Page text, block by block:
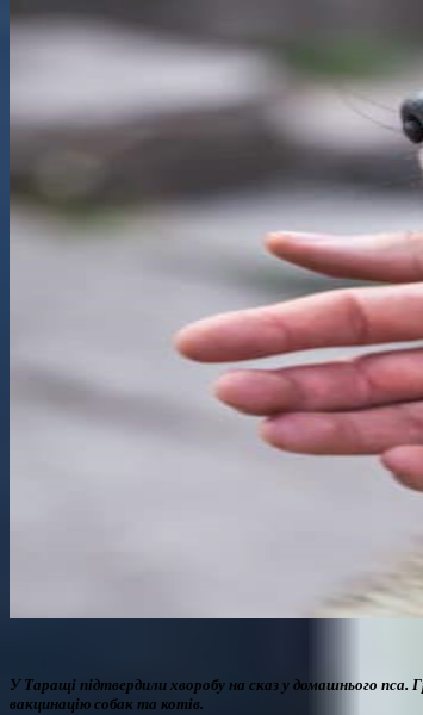
У Таращі підтвердили хворобу на сказ у домашнього
вакцинацію собак та котів.